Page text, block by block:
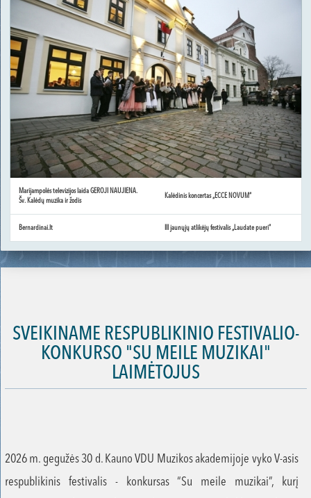
Marijampolės televizijos laida GEROJI NAUJIENA.
Šv. Kalėdų muzika ir žodis
Kalėdinis koncertas „ECCE NOVUM“
Bernardinai.lt III jaunųjų atlikėjų festivalis „Laudate pueri“
SVEIKINAME RESPUBLIKINIO FESTIVALIO-
KONKURSO "SU MEILE MUZIKAI"
LAIMĖTOJUS
2026 m. gegužės 30 d. Kauno VDU Muzikos akademijoje vyko V-asis
respublikinis festivalis - konkursas “Su meile muzikai”, kurį